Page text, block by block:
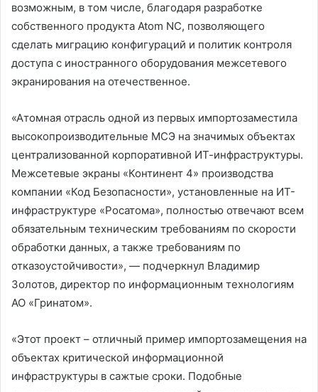
возможным, в том числе, благодаря разработке
собственного продукта Atom NC, позволяющего
сделать миграцию конфигураций и политик контроля
доступа с иностранного оборудования межсетевого
экранирования на отечественное.
«Атомная отрасль одной из первых импортозаместила
высокопроизводительные МСЭ на значимых объектах
централизованной корпоративной ИТ-инфраструктуры.
Межсетевые экраны «Континент 4» производства
компании «Код Безопасности», установленные на ИТ-
инфраструктуре «Росатома», полностью отвечают всем
обязательным техническим требованиям по скорости
обработки данных, а также требованиям по
отказоустойчивости», — подчеркнул Владимир
Золотов, директор по информационным технологиям
АО «Гринатом».
«Этот проект – отличный пример импортозамещения на
объектах критической информационной
инфраструктуры в сажтые сроки. Подобные